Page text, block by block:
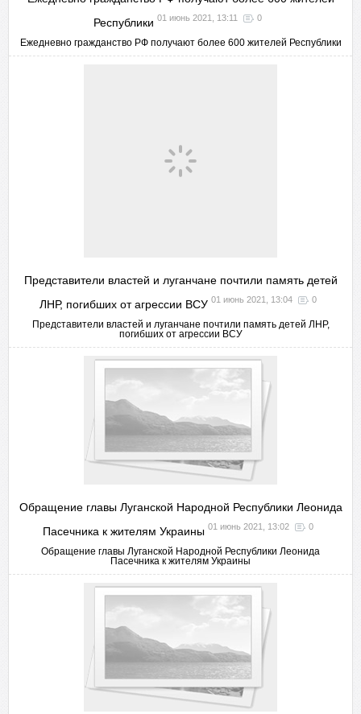
Республики 01 июнь 2021, 13:11 0
Ежедневно гражданство РФ получают более 600 жителей Республики
Представители властей и луганчане почтили память детей
ЛНР, погибших от агрессии ВСУ 01 июнь 2021, 13:04 0
Представители властей и луганчане почтили память детей ЛНР,
погибших от агрессии ВСУ
Обращение главы Луганской Народной Республики Леонида
Пасечника к жителям Украины 01 июнь 2021, 13:02 0
Обращение главы Луганской Народной Республики Леонида
Пасечника к жителям Украины